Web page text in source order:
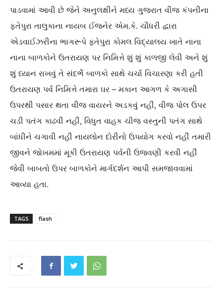
પાડવામાં આવી છે જેને અનુલક્ષીને મધ્ય ગુજરાત વીજ કંપનીના
ફતેપુરા તાલુકાના નાયબ ઈજનેર એમ.કે. ચૌધરી દ્વારા
એડવાઈઝરીના ભાગરૂપે ફતેપુરા કોમલ વિદ્યાલય ખાતે નાના
નાના બાળકોને ઉતરાયણ પર નિમિત્તે શું શું કાળજી લેવી અને શું
શું ધ્યાન રાખવું તે સંદર્ભે બાળકો સાથે ચર્ચા વિચારણા કરી હતી
ઉતરાયણ પર્વ નિમિત્તે તમારા ઘર – મકાન આગળ કે અગાસી
ઉપરથી પસાર થતા વીજ વાયરને અડકવું નહીં, વીજ પોલ ઉપર
ચડી પતંગ કાઢવી નહીં, વિધુત વાહક ચીજ વસ્તુની પતંગ સાથે
બાંધીને ચગાવી નહીં નાયલોન દોરીનો ઉપયોગ કરવો નહીં તમારી
જીવને જોખમમાં મૂકી ઉતરાયણ પર્વની ઉજવણી કરવી નહીં
જેવી બાબતો ઉપર બાળકોને માર્ગદર્શન આપી સમજાવવામાં
આવ્યા હતા.
TAGS flash